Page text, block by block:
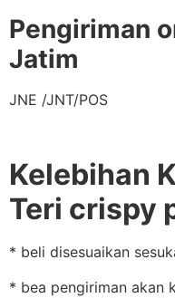
Pengiriman
Jatim
JNE /JNT/POS
Kelebihan
Teri crispy
* beli disesuaikan
* bea pengiriman akan